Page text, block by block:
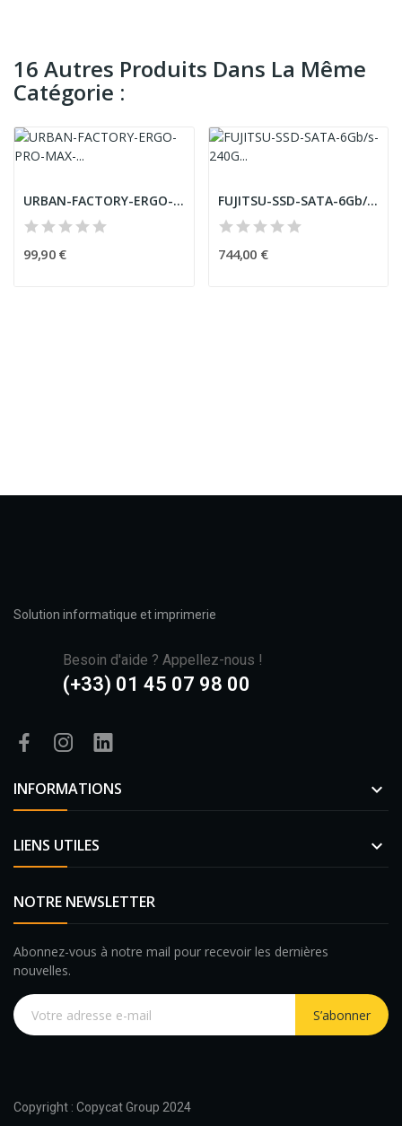
16 Autres Produits Dans La Même
Catégorie :
URBAN-FACTORY-ERGO-PRO-MAX-Wireless-Right-Hand-...
99,90 €
FUJITSU-SSD-SATA-6Gb/s-240Go-Mixed-Use-hot-plug...
744,00 €
Solution informatique et imprimerie
Besoin d'aide ? Appellez-nous !
(+33) 01 45 07 98 00
INFORMATIONS 
LIENS UTILES 
NOTRE NEWSLETTER
Abonnez-vous à notre mail pour recevoir les dernières
nouvelles.
S’abonner
Copyright : Copycat Group 2024